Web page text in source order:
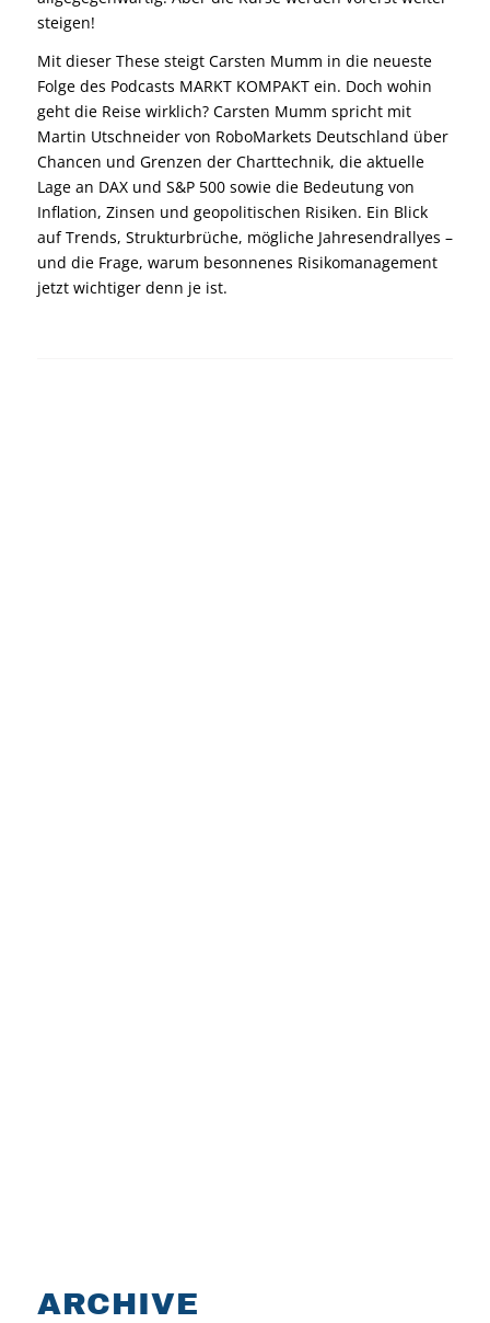
steigen!
Mit dieser These steigt Carsten Mumm in die neueste
Folge des Podcasts MARKT KOMPAKT ein. Doch wohin
geht die Reise wirklich? Carsten Mumm spricht mit
Martin Utschneider von RoboMarkets Deutschland über
Chancen und Grenzen der Charttechnik, die aktuelle
Lage an DAX und S&P 500 sowie die Bedeutung von
Inflation, Zinsen und geopolitischen Risiken. Ein Blick
auf Trends, Strukturbrüche, mögliche Jahresendrallyes –
und die Frage, warum besonnenes Risikomanagement
jetzt wichtiger denn je ist.
ARCHIVE